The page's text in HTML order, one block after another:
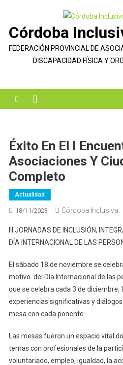
contenido
Córdoba
FEDERACIÓN PROVINCIAL DE
DISCAPACIDAD FÍSICA Y
Éxito En El I
Asociaciones Y
Completo
Actualidad
18/11/2023 Córdoba Inclusiva
III JORNADAS DE INCLUSIÓN,
DÍA INTERNACIONAL DE LAS
El sábado 18 de noviembre se
motivo del Día Internacional de las
que se celebra cada 3 de diciembre,
experiencias significativas y
mesa con cada ponente.
Las mesas fueron un espacio vital
temas con profesionales de la
voluntariado, empleo, igualdad, la